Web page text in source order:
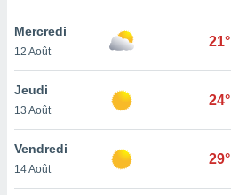
le
ainsi
un
la
du
Mercredi
12 Août
21°
Jeudi
13 Août
24°
Vendredi
14 Août
29°